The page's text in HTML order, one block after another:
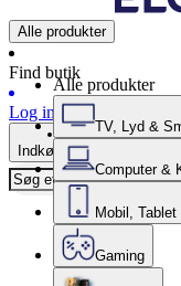
Alle produkter
Find butik
Log ind
Indkøbskurv
Alle produkter
TV, Lyd &
Computer &
Mobil,
Gaming